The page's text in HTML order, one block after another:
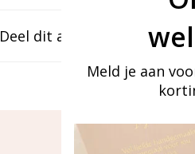
Deel dit artikel
Meld je aan